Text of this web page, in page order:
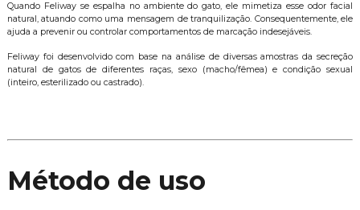
Quando Feliway se espalha no ambiente do gato, ele mimetiza esse odor facial
natural, atuando como uma mensagem de tranquilização. Consequentemente, ele
ajuda a prevenir ou controlar comportamentos de marcação indesejáveis.
Feliway foi desenvolvido com base na análise de diversas amostras da secreção
natural de gatos de diferentes raças, sexo (macho/fêmea) e condição sexual
(inteiro, esterilizado ou castrado).
Método de uso